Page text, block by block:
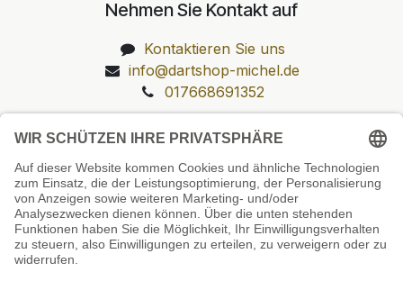
Nehmen Sie Kontakt auf
Kontaktieren Sie uns
info@dartshop-michel.de
017668691352
Unsere Prüfsiegel